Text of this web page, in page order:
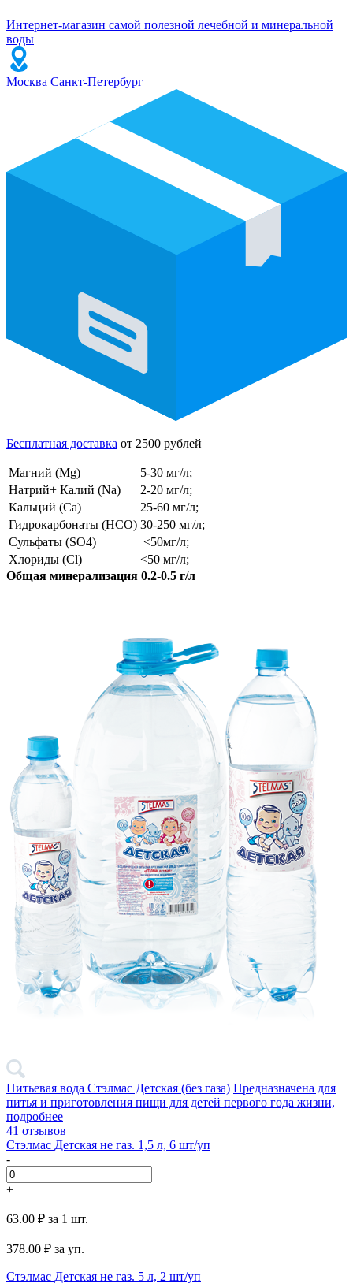
Интернет-магазин самой полезной лечебной и минеральной
воды
Москва Санкт-Петербург
Бесплатная доставка от 2500 рублей
Магний (Mg)
5-30 мг/л;
Натрий+ Калий (Na)
2-20 мг/л;
Кальций (Ca)
25-60 мг/л;
Гидрокарбонаты (HCO) 30-250 мг/л;
Сульфаты (SO4)
<50мг/л;
Хлориды (Cl)
<50 мг/л;
Общая минерализация 0.2-0.5 г/л
Питьевая вода Стэлмас Детская (без газа) Предназначена для
питья и приготовления пищи для детей первого года жизни,
подробнее
41 отзывов
Стэлмас Детская не газ. 1,5 л, 6 шт/уп
-
+
63.00 ₽ за 1 шт.
378.00 ₽ за уп.
Стэлмас Детская не газ. 5 л, 2 шт/уп